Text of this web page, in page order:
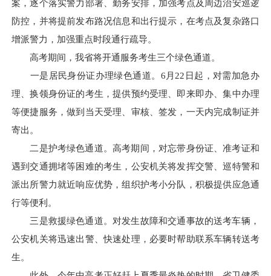
案，逐个落实警力部署、勤务安排，加强考点及周边治安巡逻
防控，并将提前发布路况信息和出行提示，在考点及复杂路口
增派警力，加强重点时段通行疏导。
高考期间，我省将开通服务考生三个绿色通道。
一是居民身份证办理绿色通道。6月22日起，对需加急办
理、换领身份证的考生，提供预约受理、即来即办、集中办理
等便捷服务，做到当天受理、审核、签发，一天内完成制证并
寄出。
二是护考绿色通道。高考期间，对忘带身份证、准考证和
遇到交通拥堵等困难的考生，公安机关将发挥交警、巡特警和
派出所警力就近响应优势，组织护考小分队，积极提供应急通
行等便利。
三是救援绿色通道。对发生故障和交通事故的送考车辆，
公安机关将迅速出警、快速处理，必要时帮助联系车辆转送考
生。